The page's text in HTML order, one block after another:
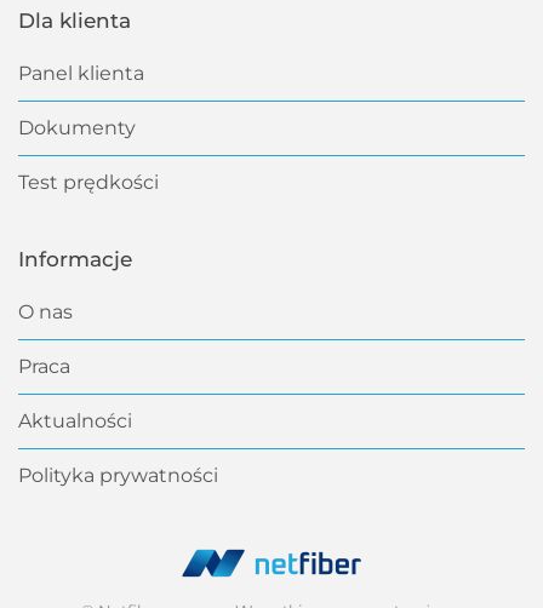
Dla klienta
Panel klienta
Dokumenty
Test prędkości
Informacje
O nas
Praca
Aktualności
Polityka prywatności